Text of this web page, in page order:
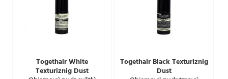
Togethair White
Texturiznig Dust
Togethair Black Texturiznig
Dust